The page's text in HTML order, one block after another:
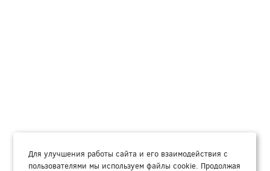
Для улучшения работы сайта и его взаимодействия с
пользователями мы используем файлы cookie. Продолжая